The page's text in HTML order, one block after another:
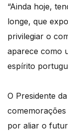
“Ainda hoje,
longe, que
privilegiar o
aparece como
espírito
O Presidente
comemorações
por aliar o